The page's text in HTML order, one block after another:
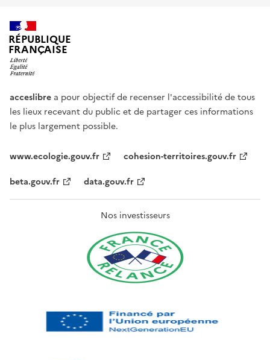
RÉPUBLIQUE
FRANÇAISE
acceslibre a pour objectif de recenser l'accessibilité de tous
les lieux recevant du public et de partager ces informations
le plus largement possible.
www.ecologie.gouv.fr
cohesion-territoires.gouv.fr
beta.gouv.fr
data.gouv.fr
Nos investisseurs